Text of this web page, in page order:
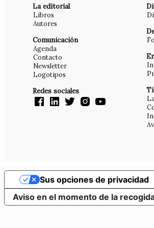
La editorial
Libros
Autores
Comunicación
Agenda
Contacto
Newsletter
Logotipos
Redes sociales
Aviso en el momento de la
Sus opciones de privacidad